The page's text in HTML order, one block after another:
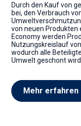
Durch den Kauf von
bei, den Verbrauch
von neuen Produkten
Economy werden
Nutzungskreislauf
wodurch alle
Umwelt geschont wird.
Mehr erfahren